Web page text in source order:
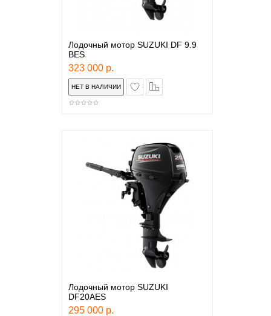
Лодочный мотор SUZUKI DF 9.9
BES
323 000 р.
в закладки
Лодочный мотор SUZUKI
DF20AES
295 000 р.